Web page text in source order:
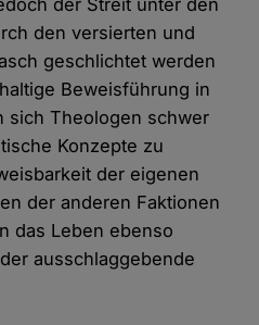
der Streit unter den
den versierten und
geschlichtet werden
Beweisführung in
sich Theologen schwer
Konzepte zu
der eigenen
der anderen Faktionen
das Leben ebenso
ausschlaggebende